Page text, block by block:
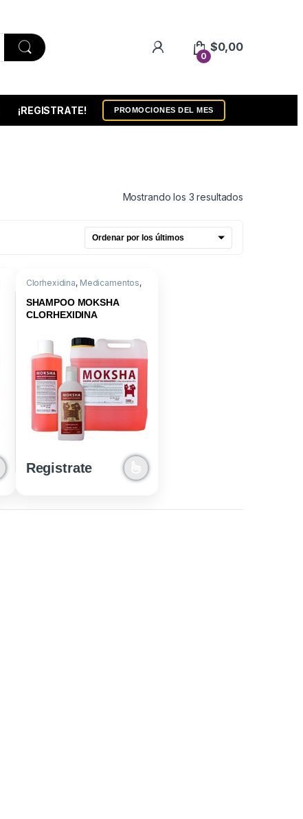
0
$0,00
¡REGISTRATE! PROMOCIONES DEL MES
Mostrando los 3 resultados
Clorhexidina, Medicamentos,
SHAMPOO MOKSHA
CLORHEXIDINA
Registrate